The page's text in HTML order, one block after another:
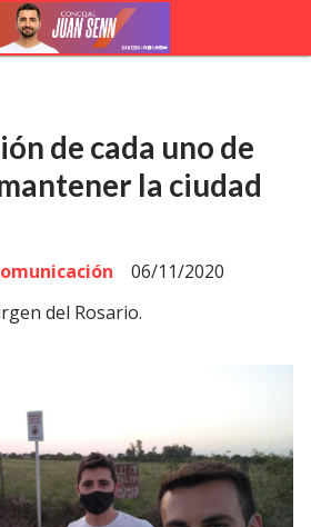
de cada uno de
la ciudad
del Rosario.
06/11/2020